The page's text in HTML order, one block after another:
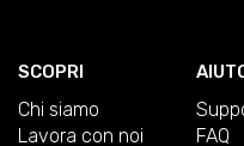
SCOPRI
Chi siamo
Lavora con noi
FAQ